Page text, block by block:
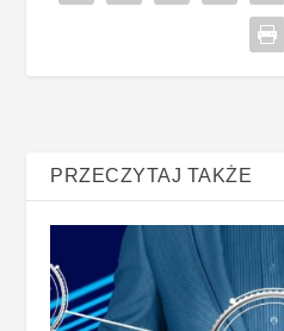
PRZECZYTAJ TAKŻE